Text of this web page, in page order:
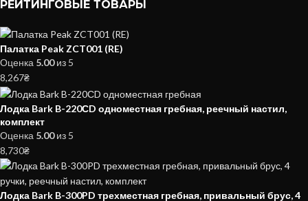
РЕЙТИНГОВЫЕ ТОВАРЫ
Палатка Peak ZCT001 (RE)
Оценка 5.00из 5
8,267₴
Лодка Bark B-220СD одноместная гребная, реечный настил,
комплект
Оценка 5.00из 5
8,730₴
Лодка Bark B-300PD трехместная гребная, привальный брус, 4